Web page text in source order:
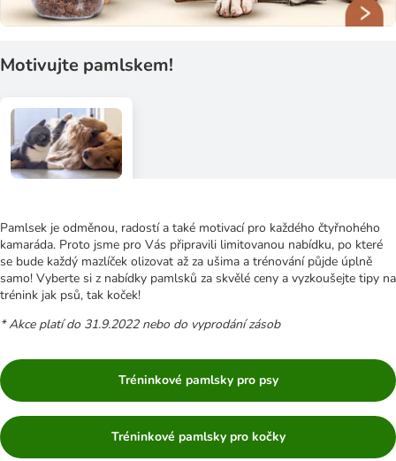
Motivujte pamlskem!
Pamlsek je odměnou, radostí a také motivací pro každého čtyřnohého
kamaráda. Proto jsme pro Vás připravili limitovanou nabídku, po které
se bude každý mazlíček olizovat až za ušima a trénování půjde úplně
samo! Vyberte si z nabídky pamlsků za skvělé ceny a vyzkoušejte tipy na
trénink jak psů, tak koček!
* Akce platí do 31.9.2022 nebo do vyprodání zásob
Tréninkové pamlsky pro psy
Tréninkové pamlsky pro kočky